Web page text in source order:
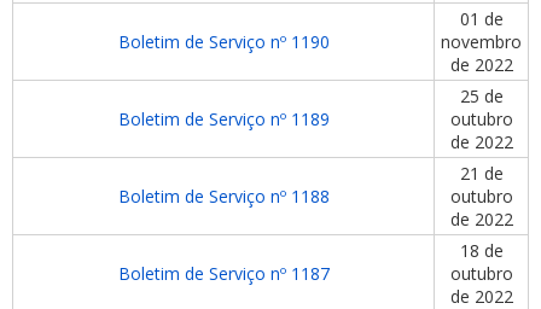
Boletim de Serviço nº 1190
01 de
novembro
de 2022
Boletim de Serviço nº 1189
25 de
outubro
de 2022
Boletim de Serviço nº 1188
21 de
outubro
de 2022
Boletim de Serviço nº 1187
18 de
outubro
de 2022